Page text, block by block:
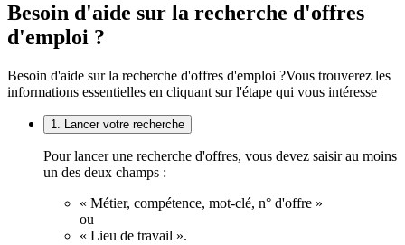
Besoin d'aide sur la recherche d'offres
d'emploi ?
Besoin d'aide sur la recherche d'offres d'emploi ?Vous trouverez les
informations essentielles en cliquant sur l'étape qui vous intéresse
1. Lancer votre recherche
Pour lancer une recherche d'offres, vous devez saisir au moins
un des deux champs :
« Métier, compétence, mot-clé, n° d'offre »
ou
« Lieu de travail ».